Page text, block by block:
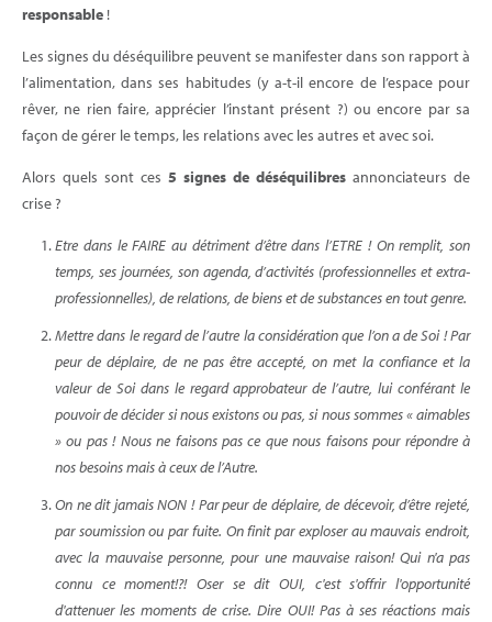
responsable !
Les signes du déséquilibre peuvent se manifester dans son rapport à
l’alimentation, dans ses habitudes (y a-t-il encore de l’espace pour
rêver, ne rien faire, apprécier l’instant présent ?) ou encore par sa
façon de gérer le temps, les relations avec les autres et avec soi.
Alors quels sont ces 5 signes de déséquilibres annonciateurs de
crise ?
Etre dans le FAIRE au détriment d’être dans l’ETRE ! On remplit, son
temps, ses journées, son agenda, d’activités (professionnelles et extra-
professionnelles), de relations, de biens et de substances en tout genre.
Mettre dans le regard de l’autre la considération que l’on a de Soi ! Par
peur de déplaire, de ne pas être accepté, on met la confiance et la
valeur de Soi dans le regard approbateur de l’autre, lui conférant le
pouvoir de décider si nous existons ou pas, si nous sommes « aimables
» ou pas ! Nous ne faisons pas ce que nous faisons pour répondre à
nos besoins mais à ceux de l’Autre.
On ne dit jamais NON ! Par peur de déplaire, de décevoir, d’être rejeté,
par soumission ou par fuite. On finit par exploser au mauvais endroit,
avec la mauvaise personne, pour une mauvaise raison! Qui n'a pas
connu ce moment!?! Oser se dit OUI, c'est s'offrir l'opportunité
d'attenuer les moments de crise. Dire OUI! Pas à ses réactions mais